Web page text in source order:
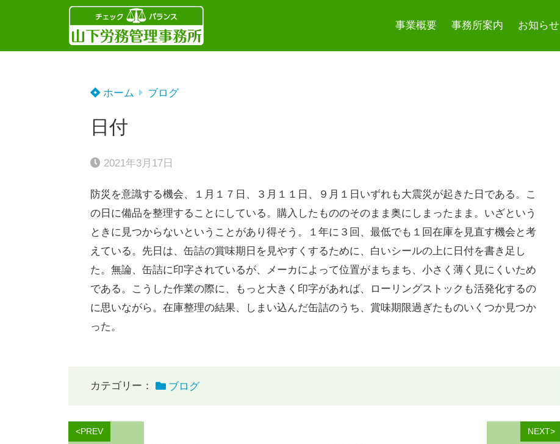
事業概要 事務所案内 お知らせ
ホーム ブログ
日付
2021年3月17日
防災を意識する機会、１月１７日、３月１１日、９月１日いずれも大震災が起きた日である。こ
の日に備品を整理することにしている。購入したもののそのまま奥にしまったまま。いざという
ときに見つからないということがあり得そう。１年に３回、最低でも１回在庫を見直す機会と考
えている。先日は、缶詰の賞味期日を見やすくするために、白いシールの上に日付を書き足し
た。無論、缶詰に印字されているが、メーカによって位置がまちまち、小さく薄く見にくいため
である。こうした作業の際に、もっと大きく印字があれば、ローリングストックも活発化するの
に思いながら。在庫整理の結果、しまい込んだ缶詰のうち、賞味期限過ぎたものいくつか見つか
った。
カテゴリー： ブログ
<PREV NEXT>